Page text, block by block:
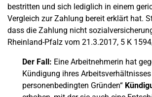
bestritten und sich lediglich in einem
Vergleich zur Zahlung bereit erklärt hat.
dass die Zahlung nicht
Rheinland-Pfalz vom 21.3.2017, 5 K
Der Fall: Eine Arbeitnehmerin hat
Kündigung ihres Arbeitsverhältnisses
personenbedingten Gründen“